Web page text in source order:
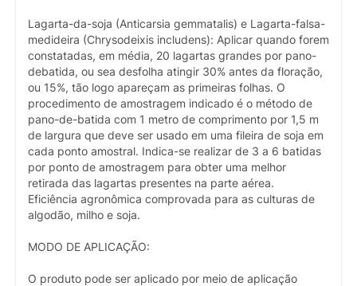
Lagarta-da-soja (Anticarsia gemmatalis) e Lagarta-falsa-
medideira (Chrysodeixis includens): Aplicar quando forem
constatadas, em média, 20 lagartas grandes por pano-
debatida, ou sea desfolha atingir 30% antes da floração,
ou 15%, tão logo apareçam as primeiras folhas. O
procedimento de amostragem indicado é o método de
pano-de-batida com 1 metro de comprimento por 1,5 m
de largura que deve ser usado em uma fileira de soja em
cada ponto amostral. Indica-se realizar de 3 a 6 batidas
por ponto de amostragem para obter uma melhor
retirada das lagartas presentes na parte aérea.
Eficiência agronômica comprovada para as culturas de
algodão, milho e soja.
MODO DE APLICAÇÃO:
O produto pode ser aplicado por meio de aplicação